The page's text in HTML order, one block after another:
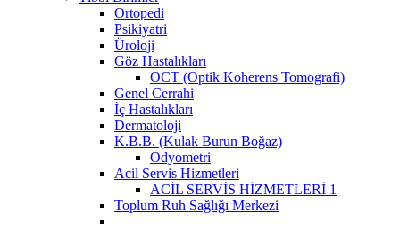
Ortopedi
Psikiyatri
Üroloji
Göz Hastalıkları
OCT (Optik Koherens Tomografi)
Genel Cerrahi
İç Hastalıkları
Dermatoloji
K.B.B. (Kulak Burun Boğaz)
Odyometri
Acil Servis Hizmetleri
ACİL SERVİS HİZMETLERİ 1
Toplum Ruh Sağlığı Merkezi